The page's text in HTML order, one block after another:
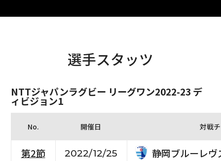
選手スタッツ
NTTジャパンラグビー リーグワン2022-23 デ
ィビジョン1
No. 開催日 対戦
第2節 2022/12/25
静岡ブルーレヴ